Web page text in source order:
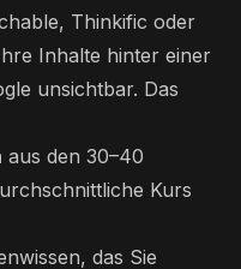
Thinkific oder
Inhalte hinter einer
unsichtbar. Das
aus den 30–40
Kurs
das Sie